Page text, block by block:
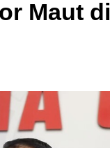
Maut di